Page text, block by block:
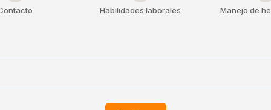
Habilidades laborales
Manejo de